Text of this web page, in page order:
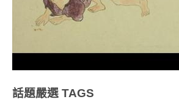
話題嚴選 TAGS